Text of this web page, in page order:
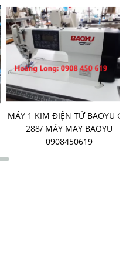
MÁY 1 KIM ĐIỆN TỬ BAOYU
288/ MÁY MAY BAOYU
0908450619